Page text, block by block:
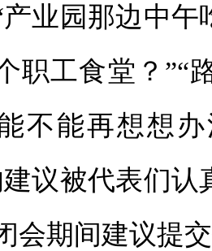
园那边中午
职工食堂？”“
不能再想想
建议被代表们
会期间建议提